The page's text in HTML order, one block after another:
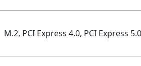
M.2, PCI Express 4.0, PCI Express